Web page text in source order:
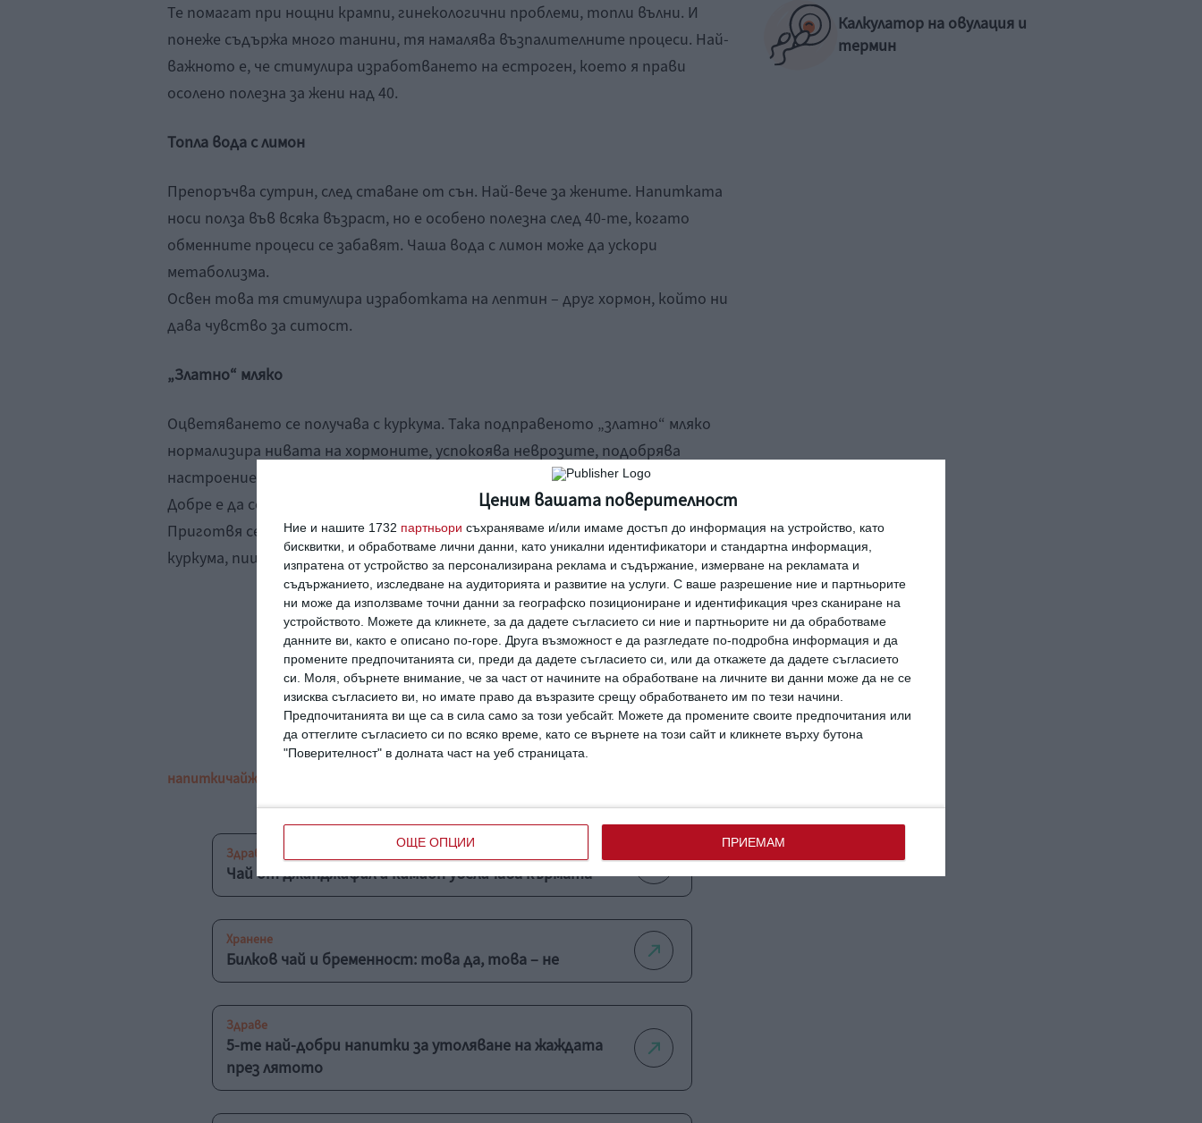
Ценим вашата поверителност
Ние и нашите 1732 партньори съхраняваме и/или имаме достъп до информация на устройство, като
бисквитки, и обработваме лични данни, като уникални идентификатори и стандартна информация,
изпратена от устройство за персонализирана реклама и съдържание, измерване на рекламата и
съдържанието, изследване на аудиторията и развитие на услуги. С ваше разрешение ние и партньорите
ни може да използваме точни данни за географско позициониране и идентификация чрез сканиране на
устройството. Можете да кликнете, за да дадете съгласието си ние и партньорите ни да обработваме
данните ви, както е описано по-горе. Друга възможност е да разгледате по-подробна информация и да
промените предпочитанията си, преди да дадете съгласието си, или да откажете да дадете съгласието
си.
Моля, обърнете внимание, че за част от начините на обработване на личните ви данни може да не се
изисква съгласието ви, но имате право да възразите срещу обработването им по тези начини.
Предпочитанията ви ще са в сила само за този уебсайт. Можете да промените своите предпочитания или
да оттеглите съгласието си по всяко време, като се върнете на този сайт и кликнете върху бутона
"Поверителност" в долната част на уеб страницата.
ОЩЕ ОПЦИИ ПРИЕМАМ
Те помагат при нощни крампи, гинекологични проблеми, топли вълни. И
понеже съдържа много танини, тя намалява възпалителните процеси. Най-
важното е, че стимулира изработването на естроген, което я прави
осолено полезна за жени над 40.
Топла вода с лимон
Препоръчва сутрин, след ставане от сън. Най-вече за жените. Напитката
носи полза във всяка възраст, но е особено полезна след 40-те, когато
обменните процеси се забавят. Чаша вода с лимон може да ускори
метаболизма.
Освен това тя стимулира изработката на лептин – друг хормон, който ни
дава чувство за ситост.
„Златно“ мляко
Оцветяването се получава с куркума. Така подправеното „златно“ мляко
нормализира нивата на хормоните, успокоява неврозите, подобрява
настроението и стабилизира съня.
Добре е да се пие вечер, преди сън.
Приготвя се лесно като към 200 мл. топло мляко се добави 1 чаена лъжички
куркума, пише
medikforum.ru.
напиткичайжени
Здраве
Чай от джинджифил и кимион увеличава кърмата
Хранене
Билков чай и бременност: това да, това – не
Здраве
5-те най-добри напитки за утоляване на жаждата
през лятото
Калкулатор на овулация и
термин